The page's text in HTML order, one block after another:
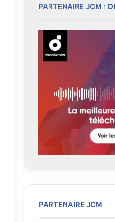
p
é
c
e
n
t
e
PARTENAIRE JCM :
PARTENAIRE JCM